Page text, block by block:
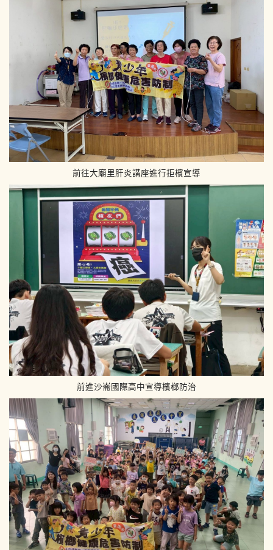
前往大廟里肝炎講座進行拒檳宣導
前進沙崙國際高中宣導檳榔防治